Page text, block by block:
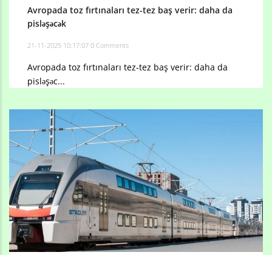
Avropada toz fırtınaları tez-tez baş verir: daha da
pisləşəcək
21-11-2025 10:17:07 0 Comments
Avropada toz fırtınaları tez-tez baş verir: daha da
pisləşəc...